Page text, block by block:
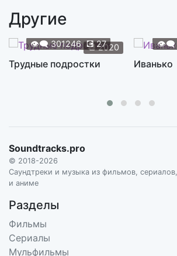
Josie and Truman
ANGELO BADALAMENTI
ANGELO BADALAMENTI
Love Theme Intro
ANGELO BADALAMENTI
New Shoes
ANGELO BADALAMENTI
Night Bells
Другие
📆 2020
👁️‍🗨️301246 💽27
Трудные подростки
👁️‍🗨️
Иванько
Soundtracks.pro
© 2018-2026
Саундтреки и музыка из фильмов,
и аниме
Разделы
Фильмы
Сериалы
Мульфильмы